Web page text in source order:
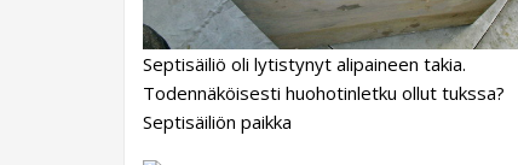
Septisäiliö oli lytistynyt alipaineen takia.
Todennäköisesti huohotinletku ollut tukssa?
Septisäiliön paikka